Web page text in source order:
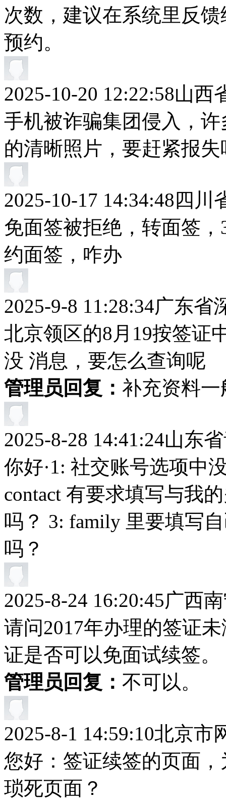
次数，建议在系统里反
预约。
2025-10-20 12:22:58山西
手机被诈骗集团侵入，
的清晰照片，要赶紧报失
2025-10-17 14:34:48 四川
免面签被拒绝，转面签
约面签，咋办
2025-9-8 11:28:34广东省
北京领区的8月19按签证
没 消息，要怎么查询呢
管理员回复： 补充资料
2025-8-28 14:41:24山东
你好·1: 社交账号选项中
contact 有要求填写与我
吗？ 3: family 里要填写
吗？
2025-8-24 16:20:45广西
请问2017年办理的签证
证是否可以免面试续签。
管理员回复： 不可以。
2025-8-1 14:59:10北京市
您好：签证续签的页面
琐死页面？